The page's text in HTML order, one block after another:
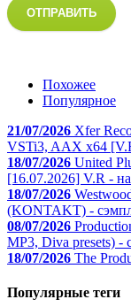
ОТПРАВИТЬ
Похожее
Популярное
21/07/2026 Xfer
VSTi3, AAX x64
18/07/2026 United
[16.07.2026] V.R -
18/07/2026
(KONTAKT) -
08/07/2026
MP3, Diva presets) -
18/07/2026 The
Популярные теги